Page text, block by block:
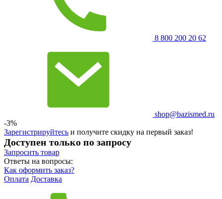
8 800 200 20 62
shop@bazismed.ru
-3%
Зарегистрируйтесь и получите скидку на первый заказ!
Доступен только по запросу
Запросить товар
Ответы на вопросы:
Как оформить заказ?
Оплата Доставка